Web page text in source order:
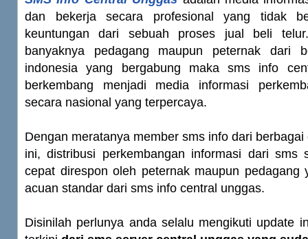
dan bekerja secara profesional yang tidak
keuntungan dari sebuah proses jual beli
banyaknya pedagang maupun peternak dari
indonesia yang bergabung maka sms info
berkembang menjadi media informasi
secara nasional yang terpercaya.
Dengan meratanya member sms info dari
ini, distribusi perkembangan informasi dari sms
cepat direspon oleh peternak maupun pedagang
acuan standar dari sms info central unggas.
Disinilah perlunya anda selalu mengikuti update